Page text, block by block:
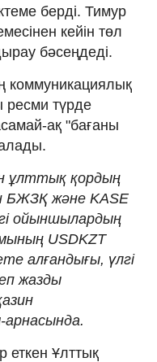
берді. Тимур
кейін төл
бәсеңдеді.
коммуникациялық
ресми түрде
ақ "бағаны
ұлттық қордың
БЖЗҚ және KASE
ойыншылардың
USDKZT
алғандығы, үлгі
жазды
арнасында.
еткен Ұлттық